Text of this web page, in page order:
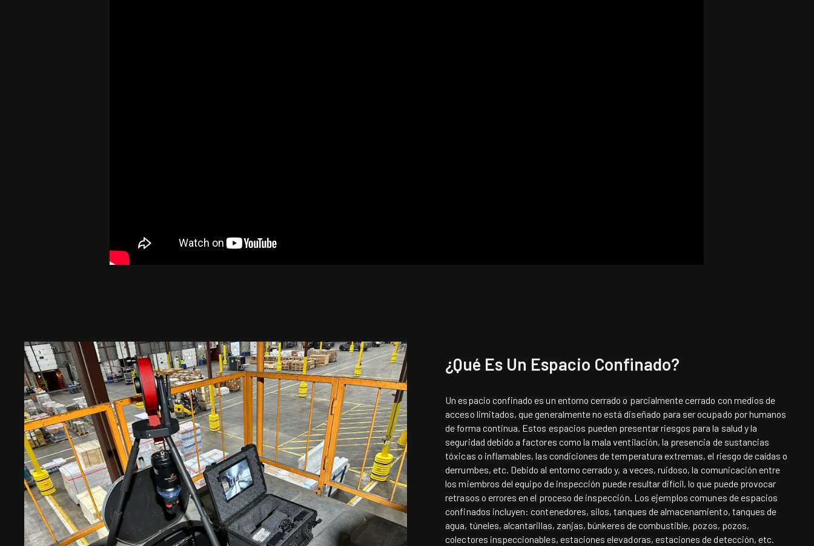
¿Qué Es Un Espacio Confinado?
Un espacio confinado es un entorno cerrado o parcialmente cerrado con medios de
acceso limitados, que generalmente no está diseñado para ser ocupado por humanos
de forma continua. Estos espacios pueden presentar riesgos para la salud y la
seguridad debido a factores como la mala ventilación, la presencia de sustancias
tóxicas o inflamables, las condiciones de temperatura extremas, el riesgo de caídas o
derrumbes, etc. Debido al entorno cerrado y, a veces, ruidoso, la comunicación entre
los miembros del equipo de inspección puede resultar difícil, lo que puede provocar
retrasos o errores en el proceso de inspección. Los ejemplos comunes de espacios
confinados incluyen: contenedores, silos, tanques de almacenamiento, tanques de
agua, túneles, alcantarillas, zanjas, búnkeres de combustible, pozos, pozos,
colectores inspeccionables, estaciones elevadoras, estaciones de detección, etc.